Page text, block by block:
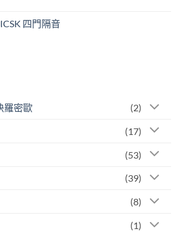
四門隔音
羅密歐 (2)
(17)
(53)
(39)
(8)
(1)